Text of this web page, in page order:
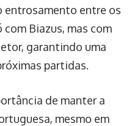
entrosamento entre os
Biazus, mas com
garantindo uma
partidas.
de manter a
mesmo em